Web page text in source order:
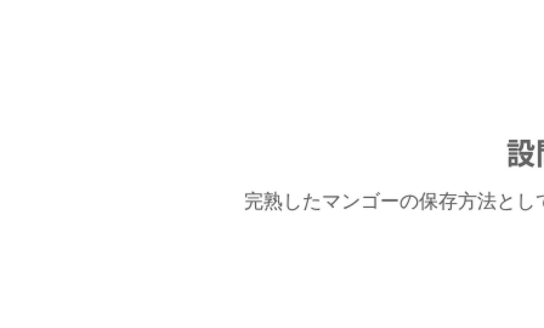
設
完熟したマンゴーの保存方法と